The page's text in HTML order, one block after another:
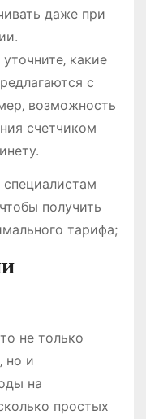
даже при
уточните‚ какие
с
возможность
счетчиком
получить
тарифа;
не только
но и
на
простых